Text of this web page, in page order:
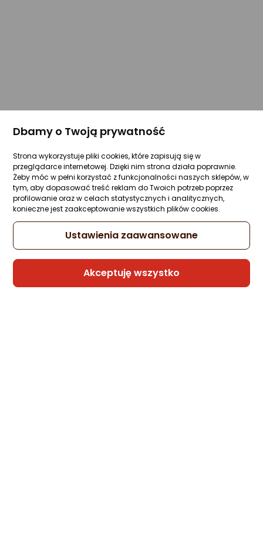
Dbamy o Twoją prywatność
Strona wykorzystuje pliki cookies, które zapisują się w
przeglądarce internetowej. Dzięki nim strona działa poprawnie.
Żeby móc w pełni korzystać z funkcjonalności naszych sklepów, w
tym, aby dopasować treść reklam do Twoich potrzeb poprzez
profilowanie oraz w celach statystycznych i analitycznych,
konieczne jest zaakceptowanie wszystkich plików cookies.
Ustawienia zaawansowane
Akceptuję wszystko